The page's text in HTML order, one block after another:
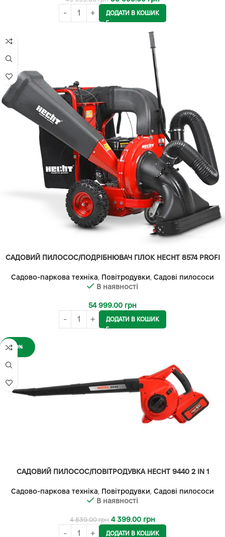
ДОДАТИ В КОШИК
САДОВИЙ ПИЛОСОС/ПОДРІБНЮВАЧ ГІЛОК HECHT 8574 PROFI
Садово-паркова техніка, Повітродувки, Садові пилососи
В наявності
54 999.00 грн
ДОДАТИ В КОШИК
-9%
САДОВИЙ ПИЛОСОС/ПОВІТРОДУВКА HECHT 9440 2 IN 1
Садово-паркова техніка, Повітродувки, Садові пилососи
В наявності
4 839.00грн 4 399.00 грн
ДОДАТИ В КОШИК